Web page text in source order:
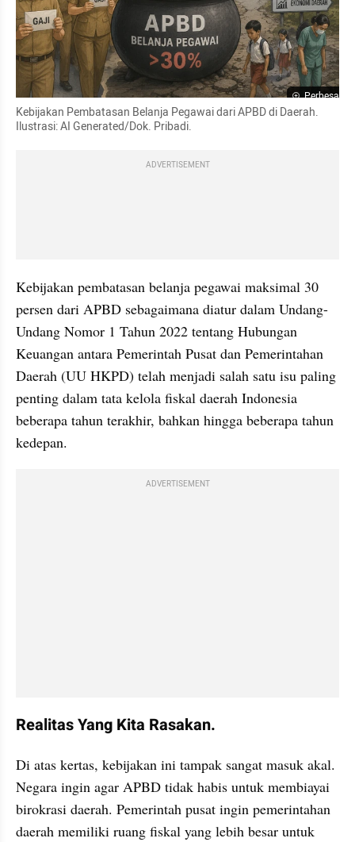
Perbesar
Kebijakan Pembatasan Belanja Pegawai dari APBD di Daerah.
Ilustrasi: AI Generated/Dok. Pribadi.
ADVERTISEMENT
Kebijakan pembatasan belanja pegawai maksimal 30
persen dari APBD sebagaimana diatur dalam Undang-
Undang Nomor 1 Tahun 2022 tentang Hubungan
Keuangan antara Pemerintah Pusat dan Pemerintahan
Daerah (UU HKPD) telah menjadi salah satu isu paling
penting dalam tata kelola fiskal daerah Indonesia
beberapa tahun terakhir, bahkan hingga beberapa tahun
kedepan.
ADVERTISEMENT
Realitas Yang Kita Rasakan.
Di atas kertas, kebijakan ini tampak sangat masuk akal.
Negara ingin agar APBD tidak habis untuk membiayai
birokrasi daerah. Pemerintah pusat ingin pemerintahan
daerah memiliki ruang fiskal yang lebih besar untuk